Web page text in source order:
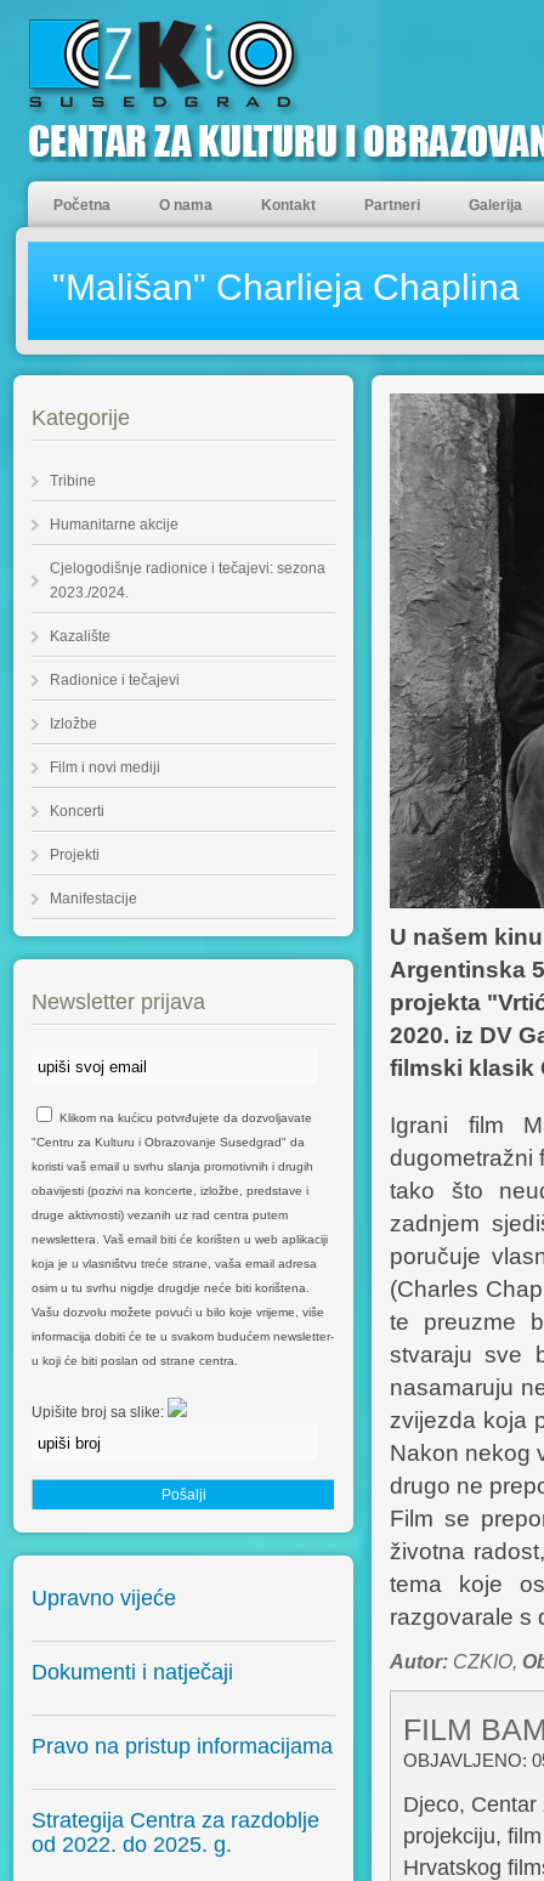
Početna O nama Kontakt Partneri Galerija
"Mališan" Charlieja Chaplina
Kategorije
Tribine
Humanitarne akcije
Cjelogodišnje radionice i tečajevi: sezona
2023./2024.
Kazalište
Radionice i tečajevi
Izložbe
Film i novi mediji
Koncerti
Projekti
Manifestacije
Newsletter prijava
Klikom na kućicu potvrđujete da dozvoljavate
"Centru za Kulturu i Obrazovanje Susedgrad" da
koristi vaš email u svrhu slanja promotivnih i drugih
obavijesti (pozivi na koncerte, izložbe, predstave i
druge aktivnosti) vezanih uz rad centra putem
newslettera. Vaš email biti će korišten u web aplikaciji
koja je u vlasništvu treće strane, vaša email adresa
osim u tu svrhu nigdje drugdje neće biti korištena.
Vašu dozvolu možete povući u bilo koje vrijeme, više
informacija dobiti će te u svakom budućem newsletter-
u koji će biti poslan od strane centra.
Upišite broj sa slike:
Upravno vijeće
Dokumenti i natječaji
Pravo na pristup informacijama
Strategija Centra za razdoblje
od 2022. do 2025. g.
U našem
Argentinska
projekta
2020. iz DV
filmski klasik
Igrani film
dugometražni
tako što
zadnjem
poručuje
(Charles
te preuzme
stvaraju sve
nasamaruju
zvijezda koja
Nakon nekog
drugo ne
Film se
životna
tema koje
razgovarale s
Autor: CZKIO,
FILM
OBJAVLJENO:
Djeco,
projekciju,
Hrvatskog